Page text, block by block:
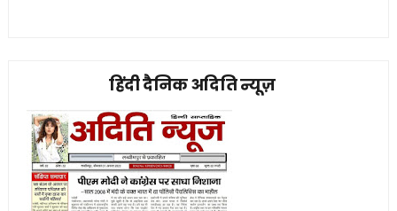
हिंदी दैनिक अदिति न्यूज़